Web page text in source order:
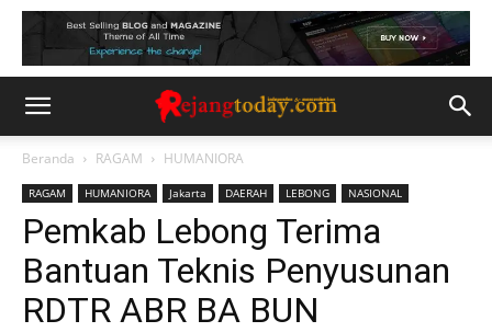
Beranda RAGAM HUMANIORA
RAGAM HUMANIORA Jakarta DAERAH LEBONG NASIONAL
Pemkab Lebong Terima
Bantuan Teknis Penyusunan
RDTR ABR BA BUN